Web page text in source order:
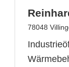
78048